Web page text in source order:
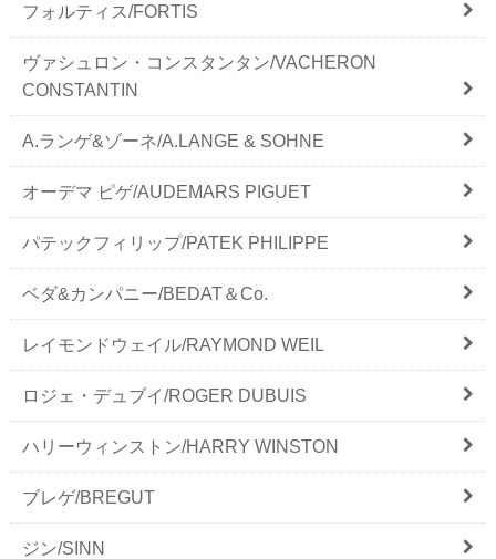
フォルティス/FORTIS
ヴァシュロン・コンスタンタン/VACHERON
CONSTANTIN
A.ランゲ&ゾーネ/A.LANGE & SOHNE
オーデマ ピゲ/AUDEMARS PIGUET
パテックフィリップ/PATEK PHILIPPE
ベダ&カンパニー/BEDAT＆Co.
レイモンドウェイル/RAYMOND WEIL
ロジェ・デュブイ/ROGER DUBUIS
ハリーウィンストン/HARRY WINSTON
ブレゲ/BREGUT
ジン/SINN